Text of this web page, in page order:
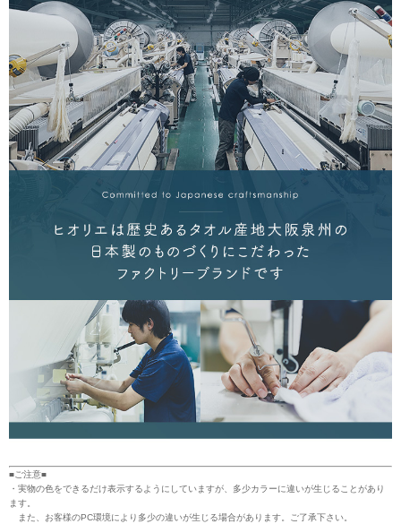
■ご注意■
・実物の色をできるだけ表示するようにしていますが、多少カラーに違いが生じることがあり
ます。
また、お客様のPC環境により多少の違いが生じる場合があります。ご了承下さい。